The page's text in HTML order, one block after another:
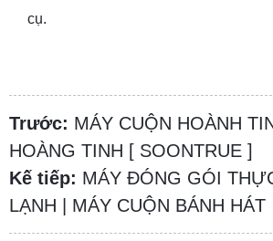
cụ.
Trước: MÁY CUỘN HOÀNH
HOÀNG TINH [ SOONTRUE ]
Kế tiếp: MÁY ĐÓNG GÓI
LẠNH | MÁY CUỘN BÁNH HÁT